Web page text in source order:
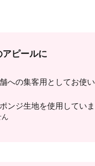
ピールに
への集客用としてお使
ンジ生地を使用してい